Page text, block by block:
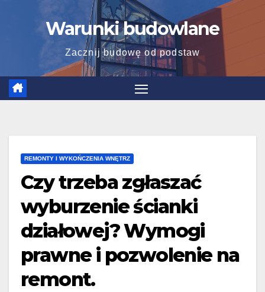
Warunki budowlane
Zacznij budowę od podstaw
REMONTY I WYKOŃCZENIA WNĘTRZ
Czy trzeba zgłaszać
wyburzenie ścianki
działowej? Wymogi
prawne i pozwolenie na
remont.